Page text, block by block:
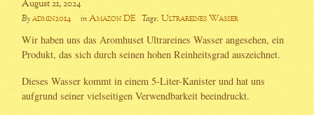
August 21, 2024
Byadmin2014 inAmazon DE Tags: Ultrareines Wasser
Wir haben uns das Aromhuset Ultrareines Wasser angesehen, ein
Produkt, das sich durch seinen hohen Reinheitsgrad auszeichnet.
Dieses Wasser kommt in einem 5-Liter-Kanister und hat uns
aufgrund seiner vielseitigen Verwendbarkeit beeindruckt.